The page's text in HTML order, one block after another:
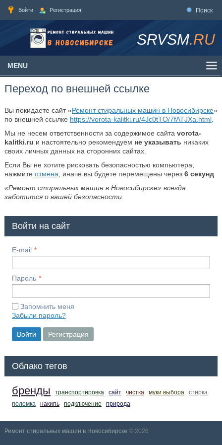
Войти Регистрация Поиск
SRVSM.RU
MENU
Переход по внешней ссылке
Вы покидаете сайт «Ремонт стиральных машин в Новосибирске»
по внешней ссылке https://vorota-kalitki.ru/4Jc0tTO/7fATJXa.html.
Мы не несем ответственности за содержимое сайта vorota-
kalitki.ru и настоятельно рекомендуем не указывать никаких
своих личных данных на сторонних сайтах.
Если Вы не хотите рисковать безопасностью компьютера,
нажмите отмена , иначе вы будете перемещены через 6секунд
«Ремонт стиральных машин в Новосибирске» всегда
заботится о вашей безопасности.
Войти на сайт
E-mail
Пароль
Запомнить меня
Забыли пароль?
Войти Регистрация
Облако тегов
бренды транспортировка сайт чистка муки выбора
стирка
поломка
накипь подключение природа
Ремонт стиральных машин в Новосибирске © 2026